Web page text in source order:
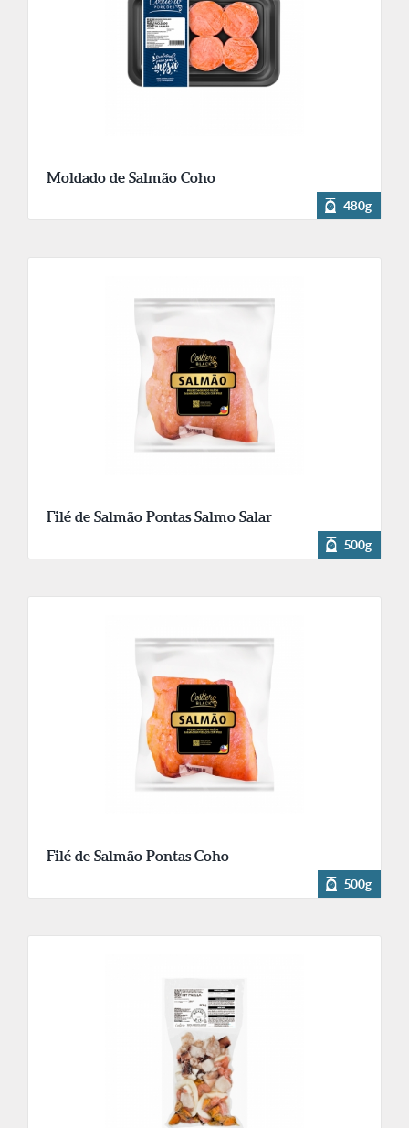
Moldado de Salmão Coho
480g
Filé de Salmão Pontas Salmo Salar
500g
Filé de Salmão Pontas Coho
500g